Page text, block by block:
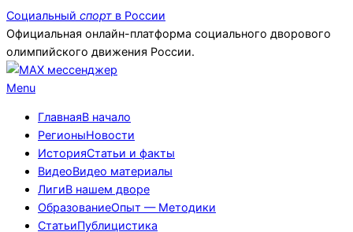
Skip
to
content
Социальный спорт в России
Официальная онлайн-платформа социального дворового
олимпийского движения России.
Primary
Menu
Menu
ГлавнаяВ начало
РегионыНовости
ИсторияСтатьи и факты
ВидеоВидео материалы
ЛигиВ нашем дворе
ОбразованиеОпыт — Методики
СтатьиПублицистика